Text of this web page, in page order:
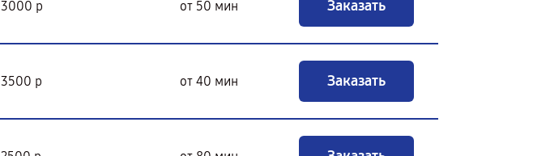
3000 р от 50 мин Заказать
3500 р от 40 мин Заказать